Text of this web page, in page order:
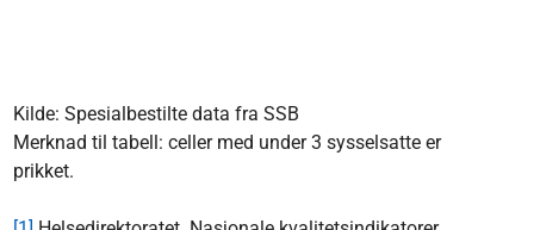
Kilde: Spesialbestilte data fra SSB
Merknad til tabell: celler med under 3 sysselsatte er
prikket.